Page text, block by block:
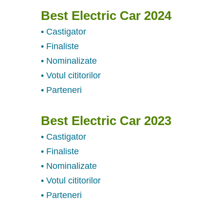
Best Electric Car 2024
• Castigator
• Finaliste
• Nominalizate
• Votul cititorilor
• Parteneri
Best Electric Car 2023
• Castigator
• Finaliste
• Nominalizate
• Votul cititorilor
• Parteneri